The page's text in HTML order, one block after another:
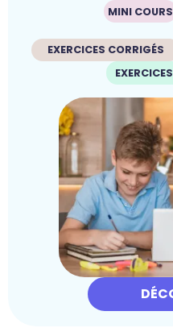
MINI COURS
EXERCICES CORRIGÉS